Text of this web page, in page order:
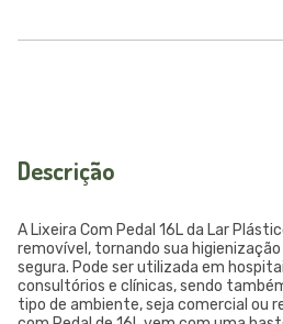
Descrição
A Lixeira Com Pedal 16L da Lar
removível, tornando sua
segura. Pode ser utilizada em
consultórios e clínicas, sendo
tipo de ambiente, seja comercial ou